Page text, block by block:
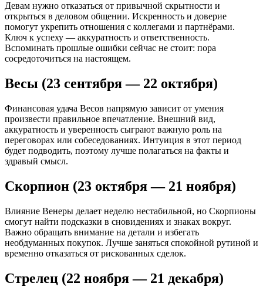
Девам нужно отказаться от привычной скрытности и
открыться в деловом общении. Искренность и доверие
помогут укрепить отношения с коллегами и партнёрами.
Ключ к успеху — аккуратность и ответственность.
Вспоминать прошлые ошибки сейчас не стоит: пора
сосредоточиться на настоящем.
Весы (23 сентября — 22 октября)
Финансовая удача Весов напрямую зависит от умения
произвести правильное впечатление. Внешний вид,
аккуратность и уверенность сыграют важную роль на
переговорах или собеседованиях. Интуиция в этот период
будет подводить, поэтому лучше полагаться на факты и
здравый смысл.
Скорпион (23 октября — 21 ноября)
Влияние Венеры делает неделю нестабильной, но Скорпионы
смогут найти подсказки в сновидениях и знаках вокруг.
Важно обращать внимание на детали и избегать
необдуманных покупок. Лучше заняться спокойной рутиной и
временно отказаться от рискованных сделок.
Стрелец (22 ноября — 21 декабря)